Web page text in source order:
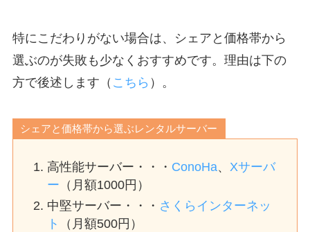
特にこだわりがない場合は、シェアと価格帯から
選ぶのが失敗も少なくおすすめです。理由は下の
方で後述します（ こちら ）。
シェアと価格帯から選ぶレンタルサーバー
高性能サーバー・・・ ConoHa、 Xサーバ
ー （月額1000円）
中堅サーバー・・・ さくらインターネッ
ト
（月額500円）